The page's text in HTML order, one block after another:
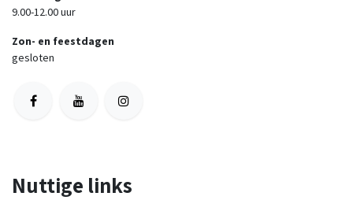
9.00-12.00 uur
Zon- en feestdagen
gesloten
Nuttige links